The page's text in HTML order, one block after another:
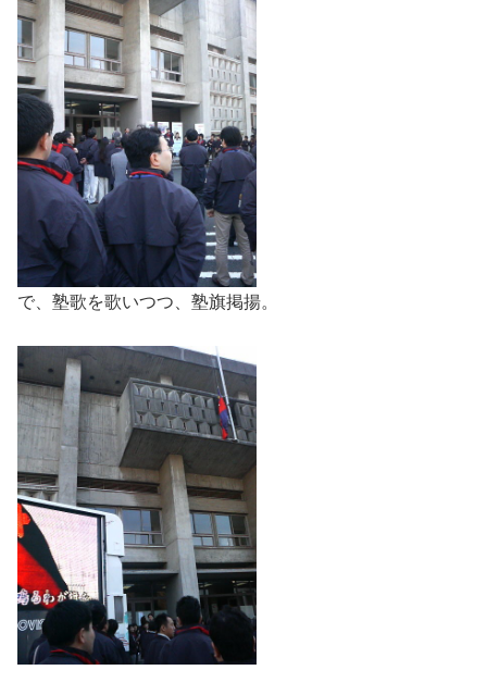
で、塾歌を歌いつつ、塾旗掲揚。